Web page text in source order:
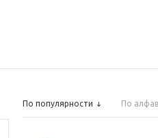
По популярности По